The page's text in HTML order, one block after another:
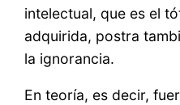
intelectual, que es el
adquirida, postra
la ignorancia.
En teoría, es decir,